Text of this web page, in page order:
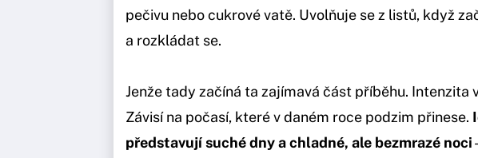
pečivu nebo cukrové vatě. Uvolňuje se z listů, když
a rozkládat se.
Jenže tady začíná ta zajímavá část příběhu. Intenzita
Závisí na počasí, které v daném roce podzim přinese.
představují suché dny a chladné, ale bezmrazé noci